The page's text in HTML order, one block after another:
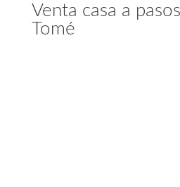
Venta casa a
Tomé